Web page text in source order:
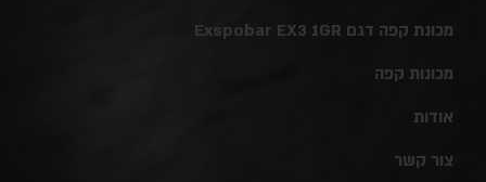
מכונת קפה דגם Exspobar EX3 1GR
מכונות קפה
אודות
צור קשר